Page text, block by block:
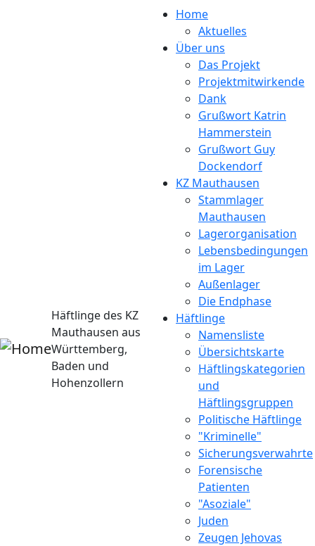
Häftlinge des KZ
Mauthausen aus
Württemberg,
Baden und
Hohenzollern
Home
Aktuelles
Über uns
Das Projekt
Projektmitwirkende
Dank
Grußwort Katrin
Hammerstein
Grußwort Guy
Dockendorf
KZ Mauthausen
Stammlager
Mauthausen
Lagerorganisation
Lebensbedingungen
im Lager
Außenlager
Die Endphase
Häftlinge
Namensliste
Übersichtskarte
Häftlingskategorien
und
Häftlingsgruppen
Politische Häftlinge
"Kriminelle"
Sicherungsverwahrte
Forensische
Patienten
"Asoziale"
Juden
Zeugen Jehovas